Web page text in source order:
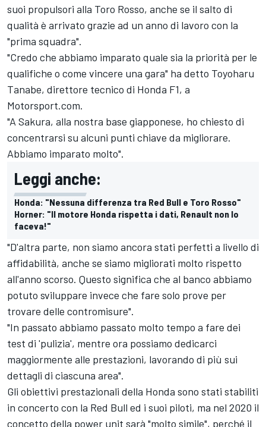
suoi propulsori alla Toro Rosso, anche se il salto di
qualità è arrivato grazie ad un anno di lavoro con la
"prima squadra".
"Credo che abbiamo imparato quale sia la priorità per le
qualifiche o come vincere una gara" ha detto Toyoharu
Tanabe, direttore tecnico di Honda F1, a
Motorsport.com.
"A Sakura, alla nostra base giapponese, ho chiesto di
concentrarsi su alcuni punti chiave da migliorare.
Abbiamo imparato molto".
Leggi anche:
Honda: "Nessuna differenza tra Red Bull e Toro Rosso"
Horner: "Il motore Honda rispetta i dati, Renault non lo
faceva!"
"D'altra parte, non siamo ancora stati perfetti a livello di
affidabilità, anche se siamo migliorati molto rispetto
all'anno scorso. Questo significa che al banco abbiamo
potuto sviluppare invece che fare solo prove per
trovare delle contromisure".
"In passato abbiamo passato molto tempo a fare dei
test di 'pulizia', mentre ora possiamo dedicarci
maggiormente alle prestazioni, lavorando di più sui
dettagli di ciascuna area".
Gli obiettivi prestazionali della Honda sono stati stabiliti
in concerto con la Red Bull ed i suoi piloti, ma nel 2020 il
concetto della power unit sarà "molto simile", perché il